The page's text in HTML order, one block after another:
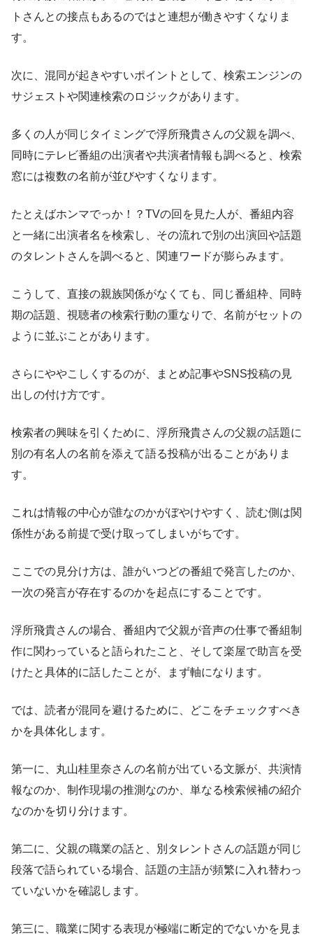
トさんとの接点もあるのではと連想が働きやすくなりま
す。
次に、混同が起きやすいポイントとして、検索エンジンの
サジェストや関連検索のロジックがあります。
多くの人が同じタイミングで浮所飛貴さんの父親を調べ、
同時にテレビ番組の出演者や共演者情報も調べると、検索
窓には複数の名前が並びやすくなります。
たとえばホンマでっか！？TVの回を見た人が、番組内容
と一緒に出演者名を検索し、その流れで別の出演回や話題
のタレントさんを調べると、関連ワードが膨らみます。
こうして、直接の親族関係がなくても、同じ番組枠、同時
期の話題、視聴者の検索行動の重なりで、名前がセットの
ように並ぶことがあります。
さらにややこしくするのが、まとめ記事やSNS投稿の見
出しの付け方です。
検索者の興味を引くために、浮所飛貴さんの父親の話題に
別の有名人の名前を添えて語る投稿が出ることがありま
す。
これは情報の中心が誰なのかがぼやけやすく、読む側は関
係性がある前提で受け取ってしまいがちです。
ここでの見分け方は、誰がいつどの番組で発言したのか、
一次の発言が存在するのかを起点にすることです。
浮所飛貴さんの場合、番組内で父親が音声の仕事で番組制
作に関わっていると語られたこと、そして楽屋で助言を受
けたと具体的に話したことが、まず軸になります。
では、読者が混同を避けるために、どこをチェックすべき
かを具体化します。
第一に、丸山桂里奈さんの名前が出ている文脈が、共演情
報なのか、制作現場の推測なのか、単なる検索候補の紹介
なのかを切り分けます。
第二に、父親の職業の話と、別タレントさんの話題が同じ
段落で語られている場合、話題の主語が頻繁に入れ替わっ
ていないかを確認します。
第三に、職業に関する表現が極端に断定的でないかを見ま